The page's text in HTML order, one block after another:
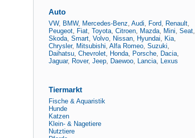
Auto
VW, BMW, Mercedes-Benz, Audi, Ford, Renault,
Peugeot, Fiat, Toyota, Citroen, Mazda, Mini, Seat,
Skoda, Smart, Volvo, Nissan, Hyundai, Kia,
Chrysler, Mitsubishi, Alfa Romeo, Suzuki,
Daihatsu, Chevrolet, Honda, Porsche, Dacia,
Jaguar, Rover, Jeep, Daewoo, Lancia, Lexus
Tiermarkt
Fische & Aquaristik
Hunde
Katzen
Klein- & Nagetiere
Nutztiere